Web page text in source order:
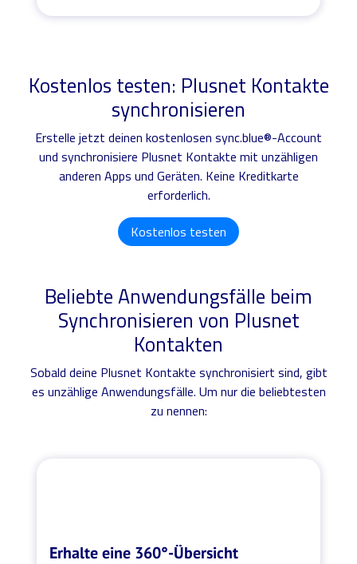
Kostenlos testen: Plusnet Kontakte
synchronisieren
Erstelle jetzt deinen kostenlosen sync.blue®-Account
und synchronisiere Plusnet Kontakte mit unzähligen
anderen Apps und Geräten. Keine Kreditkarte
erforderlich.
Kostenlos testen
Beliebte Anwendungsfälle beim
Synchronisieren von Plusnet
Kontakten
Sobald deine Plusnet Kontakte synchronisiert sind, gibt
es unzählige Anwendungsfälle. Um nur die beliebtesten
zu nennen:
Erhalte eine 360°-Übersicht